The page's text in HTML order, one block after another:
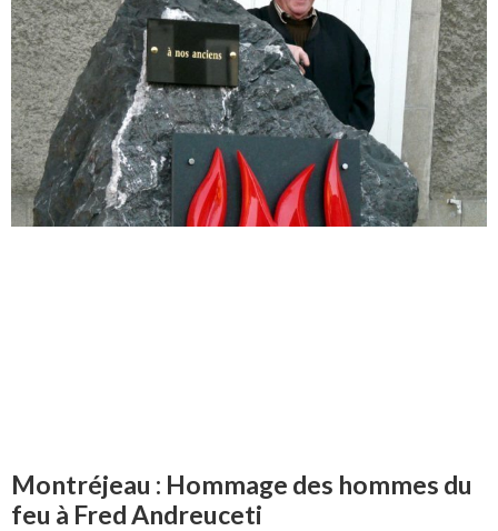
Montréjeau : Hommage des hommes du
feu à Fred Andreuceti